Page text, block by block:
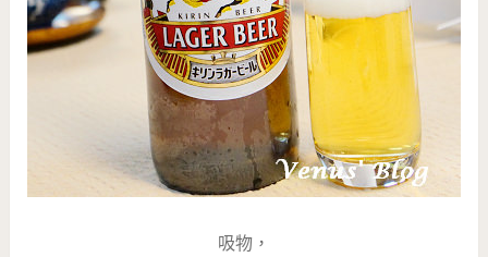
吸物，